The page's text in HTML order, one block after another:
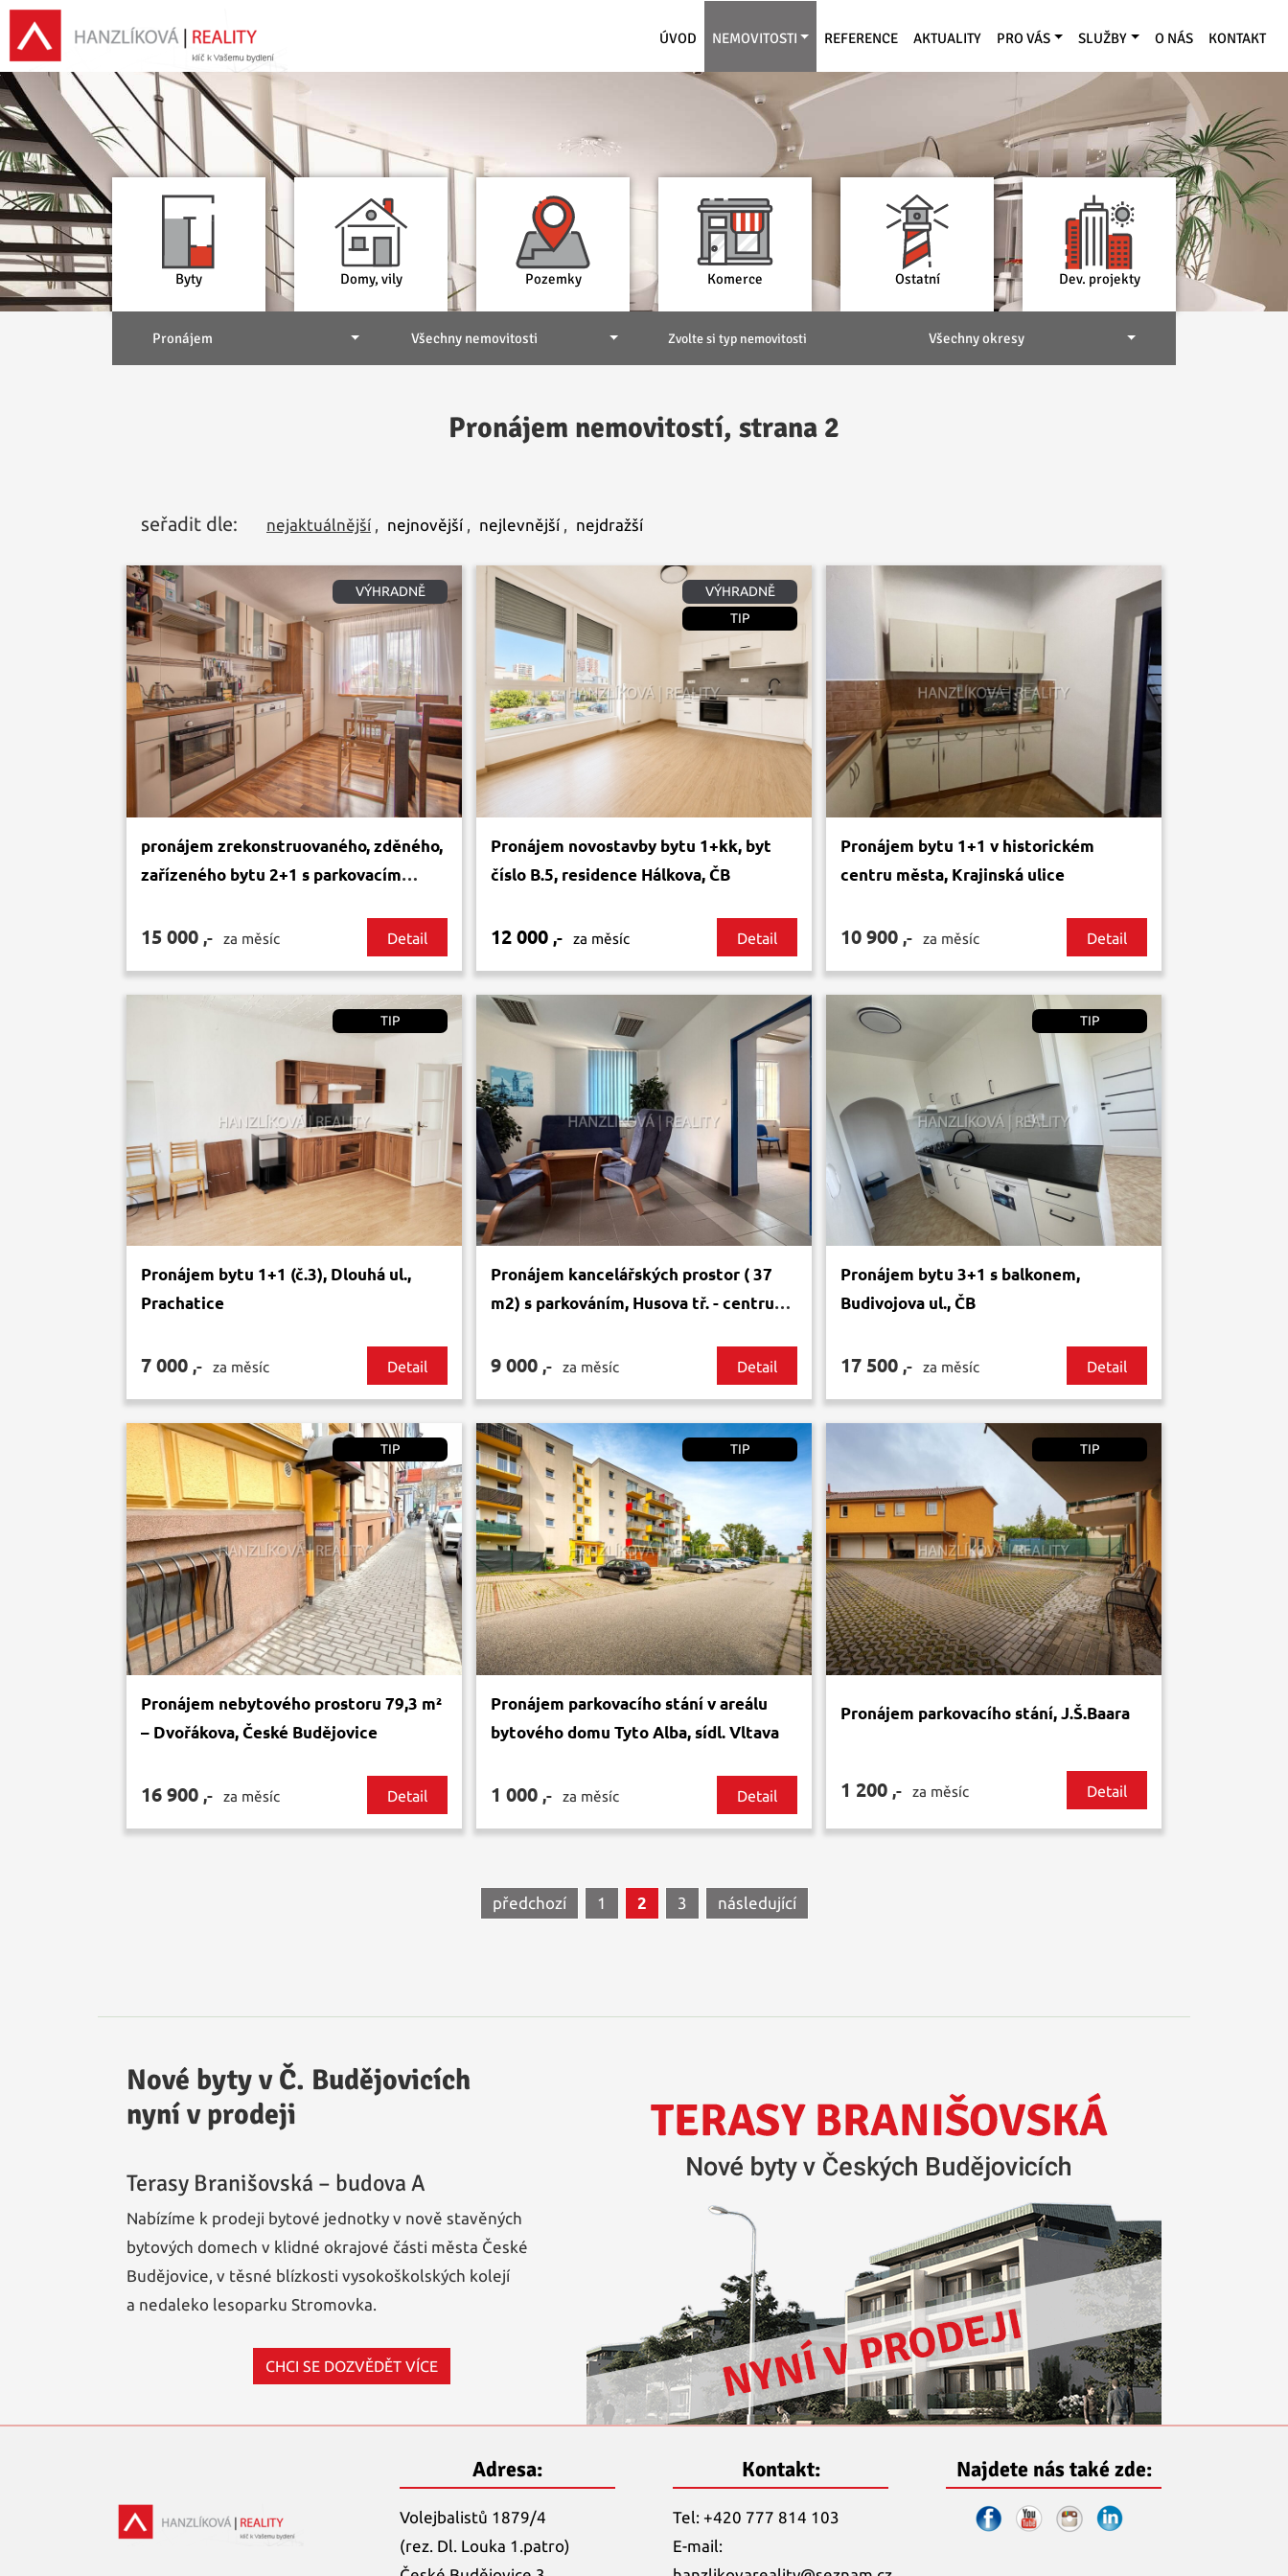
ÚVOD NEMOVITOSTI REFERENCE AKTUALITY PRO VÁS SLUŽBY O NÁS KONTAKT
Byty Domy, vily Pozemky Komerce Ostatní Dev. projekty
Pronájem Všechny nemovitosti Zvolte si typ nemovitosti Všechny okresy
Pronájem nemovitostí, strana 2
seřadit dle: nejaktuálnější , nejnovější , nejlevnější , nejdražší
VÝHRADNĚ
pronájem zrekonstruovaného, zděného,
zařízeného bytu 2+1 s parkovacím
15 000 ,- za měsíc Detail
VÝHRADNĚ
TIP
Pronájem novostavby bytu 1+kk, byt
číslo B.5, residence Hálkova, ČB
12 000 ,- za měsíc Detail
Pronájem bytu 1+1 v historickém
centru města, Krajinská ulice
10 900 ,- za měsíc Detail
TIP
Pronájem bytu 1+1 (č.3), Dlouhá ul.,
Prachatice
7 000 ,- za měsíc Detail
Pronájem kancelářských prostor ( 37
m2) s parkováním, Husova tř. - centrum
9 000 ,- za měsíc Detail
TIP
Pronájem bytu 3+1 s balkonem,
Budivojova ul., ČB
17 500 ,- za měsíc Detail
TIP
Pronájem nebytového prostoru 79,3 m²
– Dvořákova, České Budějovice
16 900 ,- za měsíc Detail
TIP
Pronájem parkovacího stání v areálu
bytového domu Tyto Alba, sídl. Vltava
1 000 ,- za měsíc Detail
TIP
Pronájem parkovacího stání, J.Š.Baara
1 200 ,- za měsíc Detail
předchozí 1 2 3 následující
Nové byty v Č. Budějovicích
nyní v prodeji
Terasy Branišovská – budova A
Nabízíme k prodeji bytové jednotky v nově stavěných
bytových domech v klidné okrajové části města České
Budějovice, v těsné blízkosti vysokoškolských kolejí
a nedaleko lesoparku Stromovka.
CHCI SE DOZVĚDĚT VÍCE
Adresa:
Volejbalistů 1879/4
(rez. Dl. Louka 1.patro)
Kontakt:
Tel: +420 777 814 103
E-mail:
Najdete nás také zde: